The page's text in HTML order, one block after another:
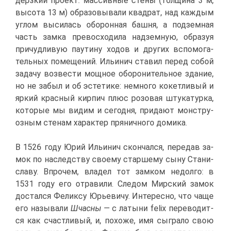
вы­со­та 13 м) об­ра­зо­вы­ва­ли квад­рат, над каж­дым
уг­лом вы­си­лась обо­рон­ная баш­ня, а под­зем­ная
часть зам­ка пре­вос­хо­ди­ла над­зем­ную, об­ра­зуя
при­чуд­ли­вую па­у­ти­ну хо­дов и дру­гих вспо­мо­га­
тель­ных по­ме­ще­ний. Ильи­нич ста­вил пе­ред со­бой
за­да­чу воз­ве­сти мощ­ное обо­ро­ни­тель­ное зда­ние,
но не за­был и об эс­те­ти­ке: немно­го ко­кет­ли­вый и
яр­кий крас­ный кир­пич плюс ро­зо­вая шту­ка­тур­ка,
ко­то­рые мы ви­дим и се­год­ня, при­да­ют мон­стру­
оз­ным сте­нам ха­рак­тер пря­нич­но­го до­ми­ка.
В 1526 го­ду Юрий Ильи­нич скон­чал­ся, пе­ре­дав за­
мок по на­след­ству сво­е­му стар­ше­му сы­ну Ста­ни­
сла­ву. Впро­чем, вла­дел тот зам­ком недол­го: в
1531 го­ду его отра­ви­ли. Сле­дом Мир­ский за­мок
до­стал­ся Фе­лик­су Юрье­ви­чу. Ин­те­рес­но, что ча­ще
его на­зы­ва­ли Шчас­ны— с ла­ты­ни felix пе­ре­во­дит­
ся как счаст­ли­вый, и, по­хо­же, имя сыг­ра­ло свою